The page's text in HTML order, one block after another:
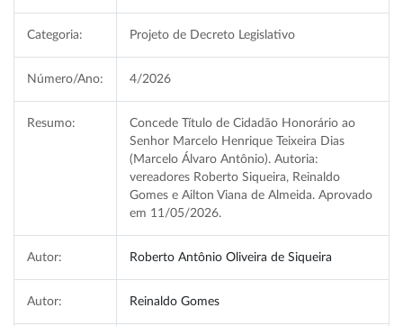
Categoria: Projeto de Decreto Legislativo
Número/Ano: 4/2026
Resumo:
Concede Título de Cidadão Honorário ao
Senhor Marcelo Henrique Teixeira Dias
(Marcelo Álvaro Antônio). Autoria:
vereadores Roberto Siqueira, Reinaldo
Gomes e Ailton Viana de Almeida. Aprovado
em 11/05/2026.
Autor: Roberto Antônio Oliveira de Siqueira
Autor: Reinaldo Gomes